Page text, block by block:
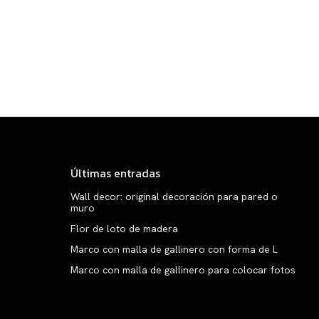
Últimas entradas
Wall decor: original decoración para pared o
muro
Flor de loto de madera
Marco con malla de gallinero con forma de L
Marco con malla de gallinero para colocar fotos